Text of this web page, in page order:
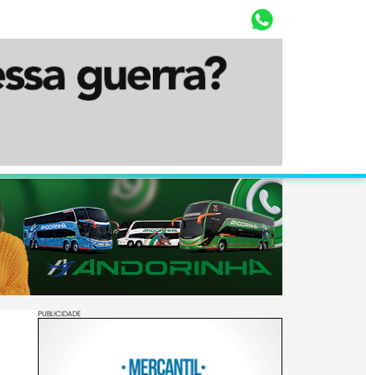
Diário Corumbaense
PUBLICIDADE